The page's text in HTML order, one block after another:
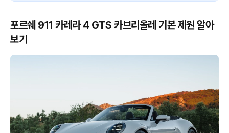
포르쉐 911 카레라 4 GTS 카브리올레 기본 제원 알아
보기